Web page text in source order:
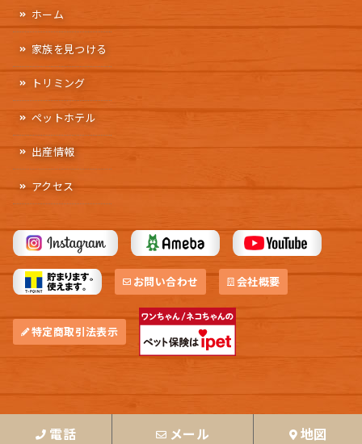
ホーム
家族を見つける
トリミング
ペットホテル
出産情報
アクセス
お問い合わせ 会社概要
特定商取引法表示
電話 メール 地図